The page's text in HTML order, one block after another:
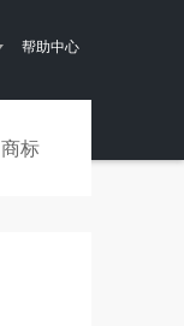
帮助中心
商标